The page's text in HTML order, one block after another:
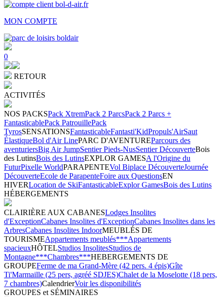
MON COMPTE
0
RETOUR
ACTIVITÉS
NOS PACKSPack XtremPack 2 ParcsPack 2 Parcs +
FantasticablePack PatrouillePack
TyrosSENSATIONSFantasticableFantasti'KidPropuls'AirSaut
ÉlastiqueBol d'Air LinePARC D'AVENTUREParcours des
aventuriersBig Air JumpSentier Pieds-NusSentier DécouverteBois
des LutinsBois des LutinsEXPLOR GAMESA l'Origine du
FuturPixelle WorldPARAPENTEVol Biplace DécouverteJournée
DécouverteEcole de ParapenteFoire aux QuestionsEN
HIVERLocation de SkiFantasticableExplor GamesBois des Lutins
HÉBERGEMENTS
CLAIRIÈRE AUX CABANESLodges Insolites
d'ExceptionCabanes Insolites d'ExceptionCabanes Insolites dans les
ArbresCabanes Insolites IndoorMEUBLÉS DE
TOURISMEAppartements meublés***Appartements
spacieuxHÔTELStudios InsolitesStudios de
Montagne***Chambres***HEBERGEMENTS DE
GROUPEFerme de ma Grand-Mère (42 pers. 4 épis)Gîte
Ti'Marmaille (25 pers, agréé SDJES)Chalet de la Moselotte (18 pers,
7 chambres)CalendrierVoir les disponibilités
GROUPES et SÉMINAIRES